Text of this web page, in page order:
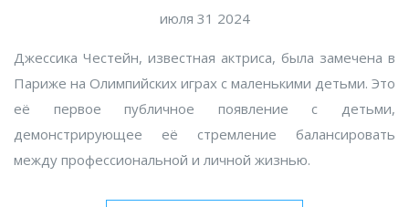
июля 31 2024
Джессика Честейн, известная актриса, была замечена в
Париже на Олимпийских играх с маленькими детьми. Это
её первое публичное появление с детьми,
демонстрирующее её стремление балансировать
между профессиональной и личной жизнью.